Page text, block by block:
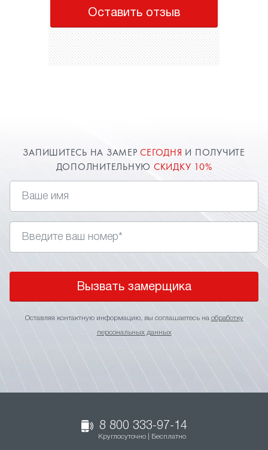
Оставить отзыв
ЗАПИШИТЕСЬ НА ЗАМЕРСЕГОДНЯ И ПОЛУЧИТЕ
ДОПОЛНИТЕЛЬНУЮ СКИДКУ 10%
Вызвать замерщика
Оставляя контактную информацию, вы соглашаетесь на обработку
персональных данных
8 800 333-97-14
Круглосуточно | Бесплатно